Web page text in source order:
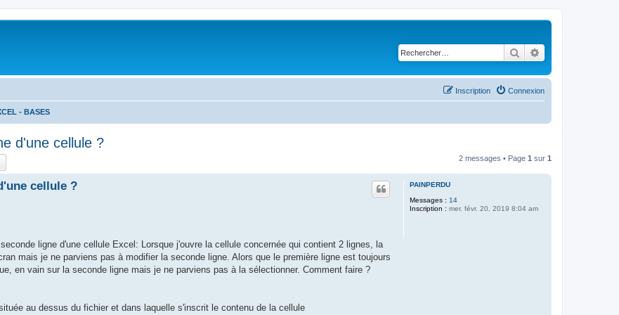
Rechercher
Connexion
Inscription
- BASES
d'une cellule ?
2 messages • Page 1 sur 1
PAINPERDU
Messages : 14
Inscription : mer. févr. 20, 2019 8:04 am
cellule ?
ligne d'une cellule Excel: Lorsque j'ouvre la cellule concernée qui contient 2 lignes, la
mais je ne parviens pas à modifier la seconde ligne. Alors que le première ligne est toujours
en vain sur la seconde ligne mais je ne parviens pas à la sélectionner. Comment faire ?
au dessus du fichier et dans laquelle s'inscrit le contenu de la cellule